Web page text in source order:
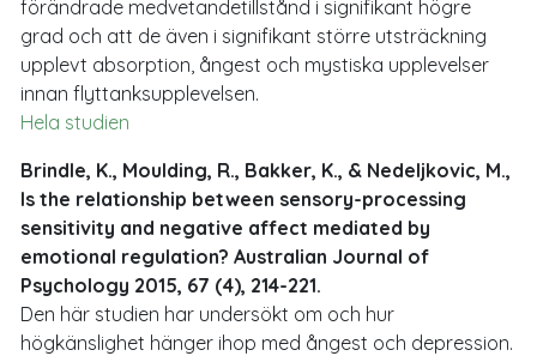
förändrade medvetandetillstånd i signifikant högre
grad och att de även i signifikant större utsträckning
upplevt absorption, ångest och mystiska upplevelser
innan flyttanksupplevelsen.
Hela studien
Brindle, K., Moulding, R., Bakker, K., & Nedeljkovic, M.,
Is the relationship between sensory-processing
sensitivity and negative affect mediated by
emotional regulation? Australian Journal of
Psychology 2015, 67 (4), 214-221.
Den här studien har undersökt om och hur
högkänslighet hänger ihop med ångest och depression.